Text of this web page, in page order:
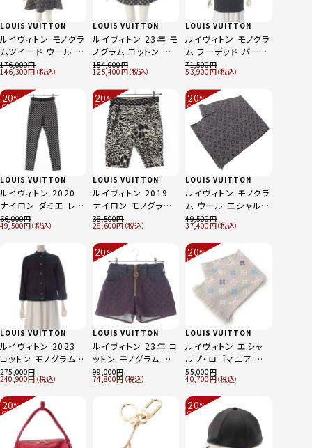
LOUIS VUITTON
ルイヴィトン モノグラ
ムツイード ウール シ
ルク ベルト付き 半袖
ワンピース
FKDR38ZPA ブラッ
ク 34
176,000
146,300
LOUIS VUITTON
ルイヴィトン 23年 モ
ノグラム コットン 牛
革 ジャガード ミニ
スカート RW231A
KJ2 FOSK69 ブラッ
ク 34
154,000
125,400
LOUIS VUITTON
ルイヴィトン モノグラ
ム フーデッド パーカ
ー ノースリーブ ワン
ピース ドレス
FJST06FED グレー
S
71,500
53,900
20%
OFF
LOUIS VUITTON
ルイヴィトン 2020
ナイロン ダミエ レギ
ンス パンツ ブラック
×ホワイト 34
66,000
49,500
20%
OFF ～
LOUIS VUITTON
ルイヴィトン 2019
ナイロン モノグラム
レオパード ハーフ レ
ギンス パンツ ブラッ
ク×ホワイト 36
38,500
28,600
20%
OFF～
LOUIS VUITTON
ルイヴィトン モノグラ
ム ウール エシャルプ
クラシック マフラー
M78526 グレー ブラ
ック
49,500
37,400
LOUIS VUITTON
ルイヴィトン 2023
コットン モノグラム
ジャガード デニム×
レザー デニムジャケ
ット インディゴ×レッ
ド 34
275,000
240,900
20%
OFF
LOUIS VUITTON
ルイヴィトン 23年 コ
ットン モノグラム ジ
ャガード デニム ショ
ート ショートパンツ
RW232W AAX
FPPA49 インディゴ
×レッド 34
99,000
74,800
20%
OFF
LOUIS VUITTON
ルイヴィトン エシャ
ルプ・ロゴマニア ウ
ール シルク モノグラ
ム マフラー M75874
グレー
55,000
40,700
20%
OFF
20%
OFF